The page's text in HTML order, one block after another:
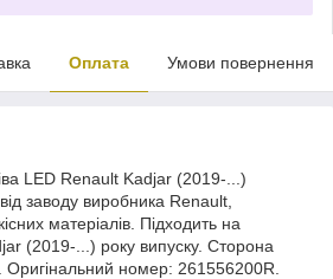
Оплата Умови повернення
LED Renault Kadjar (2019-...)
заводу виробника Renault,
матеріалів. Підходить на
(2019-...) року випуску. Сторона
Оригінальний номер: 261556200R.